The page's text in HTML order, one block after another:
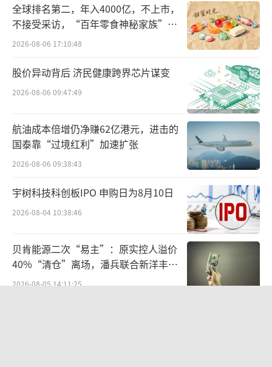
过去数十年，随着人民对健康生活方式的
关注不断提高，人均可支配收入持续增加，中
国茶市场规模由2017年的3956亿元增加至2022
年的5706亿元，复合年增长率为7.6%，按收入
计，中国茶叶市场的规模由2017年的2406亿元
增至2022年的3318亿元，复合年增长率为6.
6%，预计207年将达到4412亿元，2022年至20
27年的复合年增长率为5.9%。
中国普洱茶市场总体保持增长，按销售收
益计，市场规模由2017年的115亿元增加至202
2年的174亿元，复合年增长率为8.6%，预计20
27年将达到244亿元，2022年至2027年的复合
年增长率为7%。
全球排名第二，年入4000亿，不上市，
不接受采访，“百年零食神秘家族”浮
出水面？
2026-08-06 17:10:48
股价异动背后 济民健康跨界芯片谋变
2026-08-06 09:47:49
航油成本倍增仍净赚62亿港元，进击的
国泰靠“过境红利”加速扩张
2026-08-06 09:38:43
宇树科技科创板IPO 申购日为8月10日
2026-08-04 10:38:46
贝肯能源二次“易主”：原实控人溢价
40%“清仓”离场，潘兵联合新洋丰、
宏科百世拟入主
2026-08-05 14:11:25